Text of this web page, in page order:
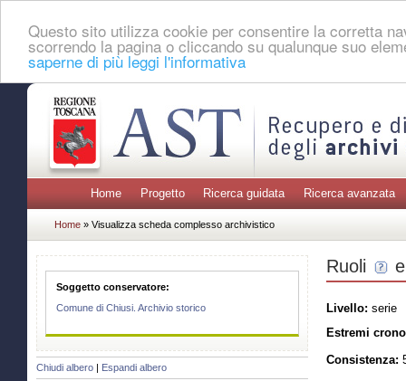
Questo sito utilizza cookie per consentire la corretta
scorrendo la pagina o cliccando su qualunque suo
saperne di più leggi l'informativa
Home Progetto Ricerca guidata Ricerca avanzata
Home » Visualizza scheda complesso archivistico
Soggetto conservatore:
Comune di Chiusi. Archivio storico
Chiudi albero Espandi albero
Ruoli
Livello: serie
Estremi
Consistenza: